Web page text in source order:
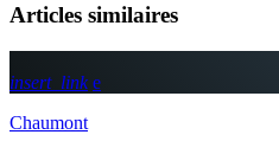
Articles similaires
insert_link
Chaumont